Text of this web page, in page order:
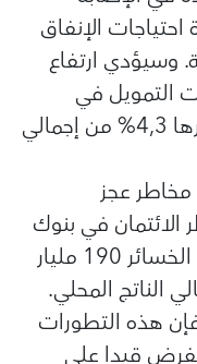
احتياجات الإنفاق
وسيؤدي ارتفاع
التمويل في
المنطقة بنسبة وسيطة قدرها 4,3% من إجمالي
مخاطر عجز
في بنوك
المنطقة، مع احتمال أن تبلغ الخسائر 190 مليار
من إجمالي الناتج المحلي.
هذه التطورات
قيدا على